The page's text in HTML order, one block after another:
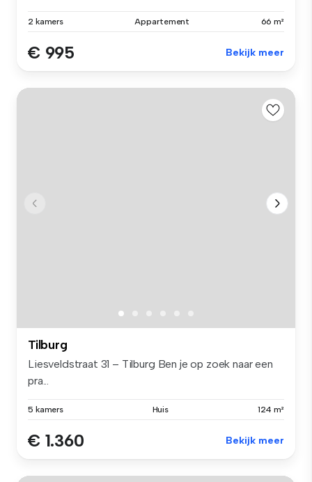
2 kamers Appartement 66 m²
€ 995 Bekijk meer
Tilburg
Liesveldstraat 31 – Tilburg Ben je op zoek naar een
pra...
5 kamers Huis 124 m²
€ 1.360 Bekijk meer